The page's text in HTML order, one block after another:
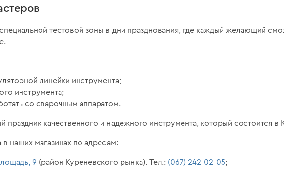
тестовой зоны в дни празднования, где каждый желающий
линейки инструмента;
инструмента;
со сварочным аппаратом.
праздник качественного и надежного инструмента, который состоится в
наших магазинах по адресам:
9 (район Куреневского рынка). Тел.: (067) 242-02-05;